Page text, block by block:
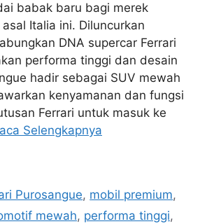
babak baru bagi merek
Italia ini. Diluncurkan
DNA supercar Ferrari
performa tinggi dan desain
hadir sebagai SUV mewah
kenyamanan dan fungsi
Ferrari untuk masuk ke
Selengkapnya
Purosangue, mobil premium,
mewah, performa tinggi,